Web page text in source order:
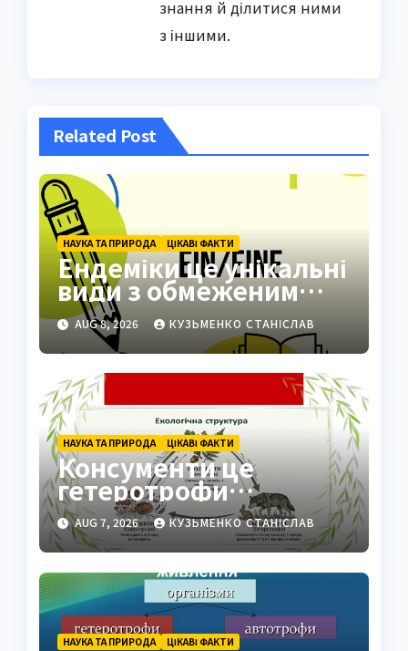
знання й ділитися ними
з іншими.
Related Post
НАУКА ТА ПРИРОДА ЦІКАВІ ФАКТИ
Ендеміки це унікальні
види з обмеженим
ареалом
AUG 8, 2026 КУЗЬМЕНКО СТАНІСЛАВ
НАУКА ТА ПРИРОДА ЦІКАВІ ФАКТИ
Консументи це
гетеротрофи
екосистеми
AUG 7, 2026 КУЗЬМЕНКО СТАНІСЛАВ
НАУКА ТА ПРИРОДА ЦІКАВІ ФАКТИ